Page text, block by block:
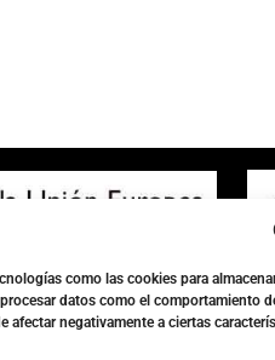
como las cookies para
datos como el comportamiento
negativamente a ciertas